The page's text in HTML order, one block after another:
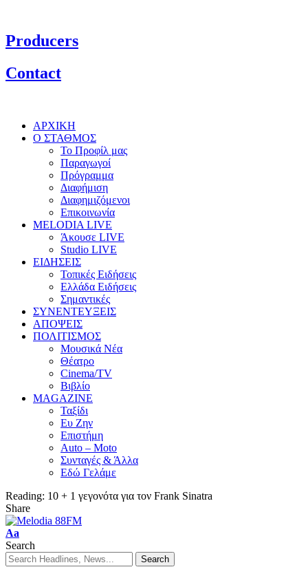
Producers
Contact
ΑΡΧΙΚΗ
Ο ΣΤΑΘΜΟΣ
Το Προφίλ μας
Παραγωγοί
Πρόγραμμα
Διαφήμιση
Διαφημιζόμενοι
Επικοινωνία
MELODIA LIVE
Άκουσε LIVE
Studio LIVE
ΕΙΔΗΣΕΙΣ
Τοπικές Ειδήσεις
Ελλάδα Ειδήσεις
Σημαντικές
ΣΥΝΕΝΤΕΥΞΕΙΣ
ΑΠΟΨΕΙΣ
ΠΟΛΙΤΙΣΜΟΣ
Μουσικά Νέα
Θέατρο
Cinema/TV
Βιβλίο
MAGAZINE
Ταξίδι
Ευ Ζην
Επιστήμη
Auto – Moto
Συνταγές & Άλλα
Εδώ Γελάμε
Reading: 10 + 1 γεγονότα για τον Frank Sinatra
Share
Aa
Search